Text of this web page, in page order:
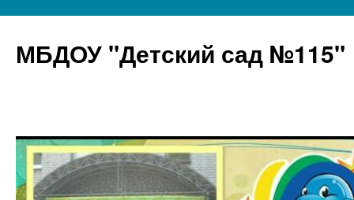
МБДОУ "Детский сад №115"